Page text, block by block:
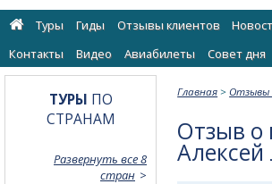
Туры Гиды Отзывы клиентов
Контакты
Видео Авиабилеты Cовет дня
Главная > Отзывы
Отзыв о
Алексей
ТУРЫ ПО
СТРАНАМ
Развернуть все 8
стран